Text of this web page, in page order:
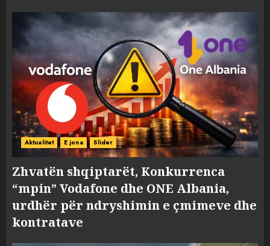
Aktualitet E jona Slider
Zhvatën shqiptarët, Konkurrenca
“mpin” Vodafone dhe ONE Albania,
urdhër për ndryshimin e çmimeve dhe
kontratave